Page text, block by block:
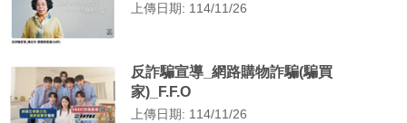
上傳日期: 114/11/26
反詐騙宣導_網路購物詐騙(騙買
家)_F.F.O
上傳日期: 114/11/26